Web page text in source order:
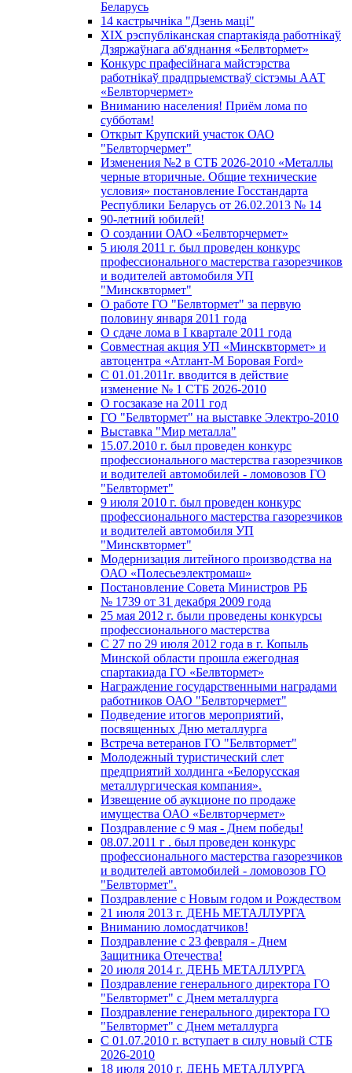
Беларусь
14 кастрычніка "Дзень маці"
XIX рэспубліканская спартакіяда работнікаў
Дзяржаўнага аб'яднання «Белвтормет»
Конкурс прафесійнага майстэрства
работнікаў прадпрыемстваў сістэмы ААТ
«Белвторчермет»
Вниманию населения! Приём лома по
субботам!
Открыт Крупский участок ОАО
"Белвторчермет"
Изменения №2 в СТБ 2026-2010 «Металлы
черные вторичные. Общие технические
условия» постановление Госстандарта
Республики Беларусь от 26.02.2013 № 14
90-летний юбилей!
О создании ОАО «Белвторчермет»
5 июля 2011 г. был проведен конкурс
профессионального мастерства газорезчиков
и водителей автомобиля УП
"Минсквтормет"
О работе ГО "Белвтормет" за первую
половину января 2011 года
О сдаче лома в I квартале 2011 года
Совместная акция УП «Минсквтормет» и
автоцентра «Атлант-М Боровая Ford»
С 01.01.2011г. вводится в действие
изменение № 1 СТБ 2026-2010
О госзаказе на 2011 год
ГО "Белвтормет" на выставке Электро-2010
Выставка "Мир металла"
15.07.2010 г. был проведен конкурс
профессионального мастерства газорезчиков
и водителей автомобилей - ломовозов ГО
"Белвтормет"
9 июля 2010 г. был проведен конкурс
профессионального мастерства газорезчиков
и водителей автомобиля УП
"Минсквтормет"
Модернизация литейного производства на
ОАО «Полесьеэлектромаш»
Постановление Совета Министров РБ
№ 1739 от 31 декабря 2009 года
25 мая 2012 г. были проведены конкурсы
профессионального мастерства
С 27 по 29 июля 2012 года в г. Копыль
Минской области прошла ежегодная
спартакиада ГО «Белвтормет»
Награждение государственными наградами
работников ОАО "Белвторчермет"
Подведение итогов мероприятий,
посвященных Дню металлурга
Встреча ветеранов ГО "Белвтормет"
Молодежный туристический слет
предприятий холдинга «Белорусская
металлургическая компания».
Извещение об аукционе по продаже
имущества ОАО «Белвторчермет»
Поздравление с 9 мая - Днем победы!
08.07.2011 г . был проведен конкурс
профессионального мастерства газорезчиков
и водителей автомобилей - ломовозов ГО
"Белвтормет".
Поздравление с Новым годом и Рождеством
21 июля 2013 г. ДЕНЬ МЕТАЛЛУРГА
Вниманию ломосдатчиков!
Поздравление с 23 февраля - Днем
Защитника Отечества!
20 июля 2014 г. ДЕНЬ МЕТАЛЛУРГА
Поздравление генерального директора ГО
"Белвтормет" с Днем металлурга
Поздравление генерального директора ГО
"Белвтормет" с Днем металлурга
С 01.07.2010 г. вступает в силу новый СТБ
2026-2010
18 июля 2010 г. ДЕНЬ МЕТАЛЛУРГА